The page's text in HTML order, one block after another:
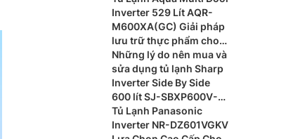
Inverter 529 Lít AQR-
M600XA(GC) Giải pháp
lưu trữ thực phẩm cho
gia đình hiện đại
Những lý do nên mua và
sửa dụng tủ lạnh Sharp
Inverter Side By Side
600 lít SJ-SBXP600V-
BK có gì nổi bật?
Tủ Lạnh Panasonic
Inverter NR-DZ601VGKV